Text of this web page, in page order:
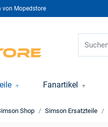
von Mopedstore
Fanartikel
Shop Simson Ersatzteile